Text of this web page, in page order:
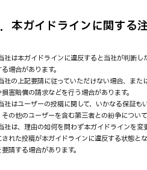
本ガイドラインに関する
社は本ガイドラインに違反すると当社が判断
場合があります。
社の上記要請に従っていただけない場合、ま
損害賠償の請求などを行う場合があります。
社はユーザーの投稿に関して、いかなる保証
その他のユーザーを含む第三者との紛争につい
社は、理由の如何を問わず本ガイドラインを
された投稿が本ガイドラインに違反する状態と
請する場合があります。